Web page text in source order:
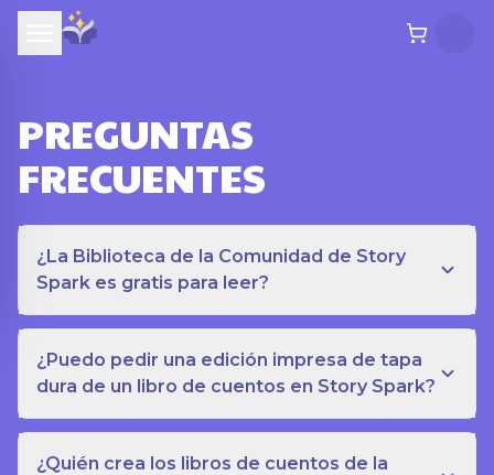
PREGUNTAS
FRECUENTES
¿La Biblioteca de la Comunidad de Story
Spark es gratis para leer?
¿Puedo pedir una edición impresa de tapa
dura de un libro de cuentos en Story Spark?
¿Quién crea los libros de cuentos de la